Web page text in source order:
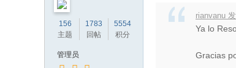
156
主题
1783
回帖
5554
积分
管理员
rianvanu
Ya lo
Gracias